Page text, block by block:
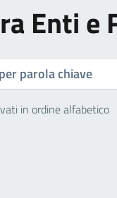
Enti e
in ordine alfabetico